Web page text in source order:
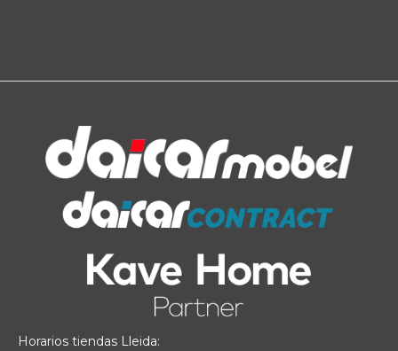
Horarios tiendas Lleida: